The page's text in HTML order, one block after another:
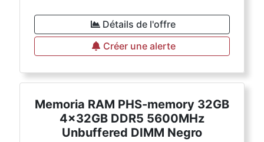
Détails de l'offre
Créer une alerte
Memoria RAM PHS-memory 32GB
4x32GB DDR5 5600MHz
Unbuffered DIMM Negro